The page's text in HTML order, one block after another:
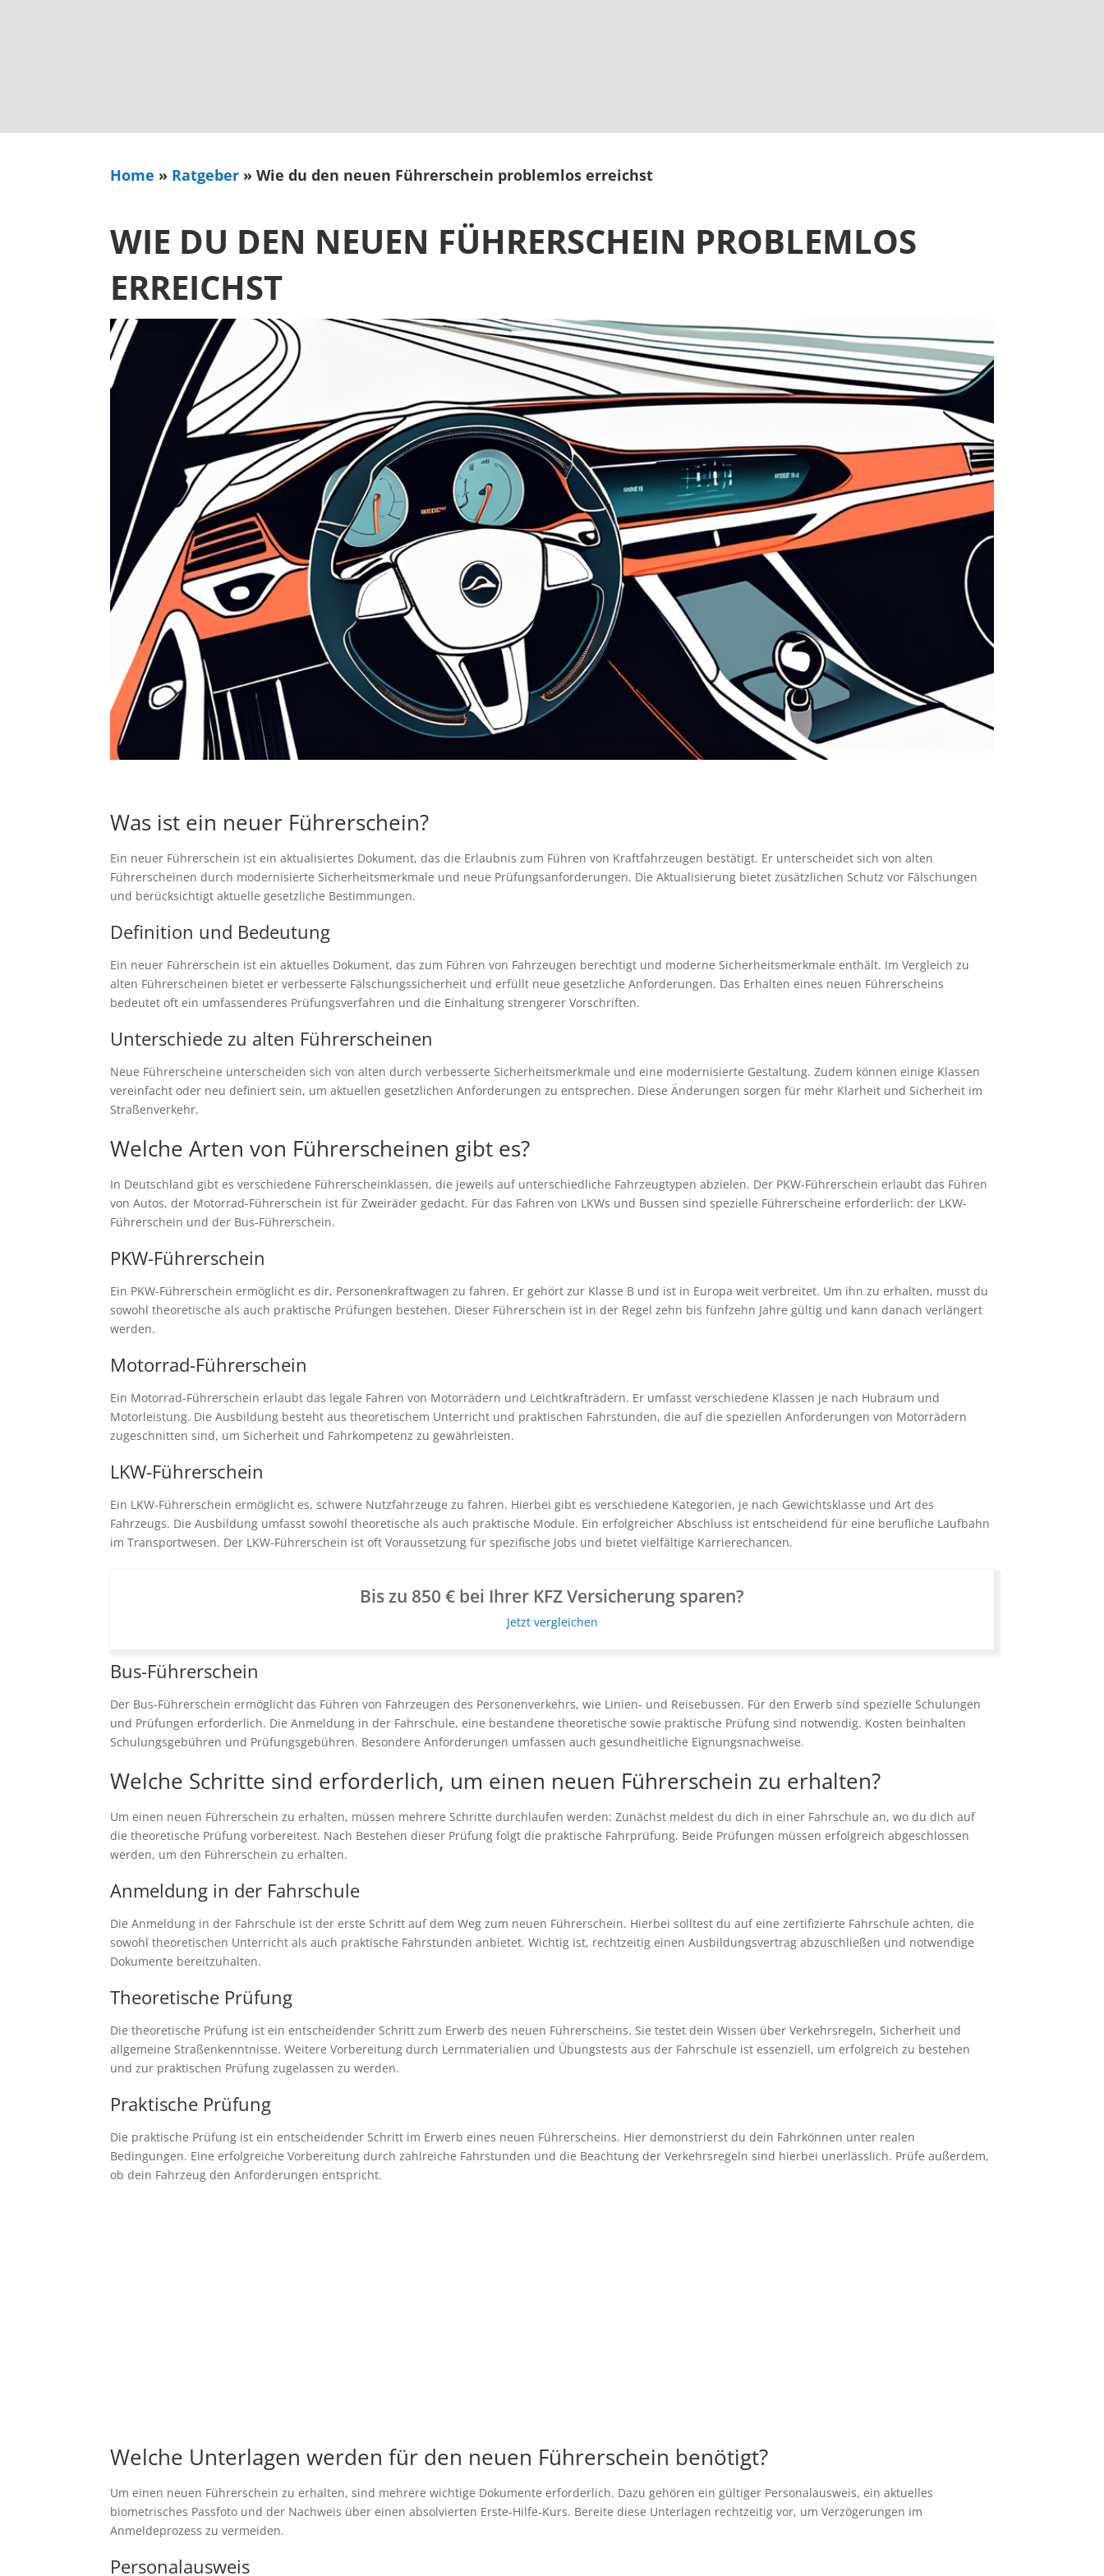
Home » Ratgeber »Wie du den neuen Führerschein problemlos erreichst
WIE DU DEN NEUEN FÜHRERSCHEIN PROBLEMLOS
ERREICHST
Was ist ein neuer Führerschein?
Ein neuer Führerschein ist ein aktualisiertes Dokument, das die Erlaubnis zum Führen von Kraftfahrzeugen bestätigt. Er unterscheidet sich von alten
Führerscheinen durch modernisierte Sicherheitsmerkmale und neue Prüfungsanforderungen. Die Aktualisierung bietet zusätzlichen Schutz vor Fälschungen
und berücksichtigt aktuelle gesetzliche Bestimmungen.
Definition und Bedeutung
Ein neuer Führerschein ist ein aktuelles Dokument, das zum Führen von Fahrzeugen berechtigt und moderne Sicherheitsmerkmale enthält. Im Vergleich zu
alten Führerscheinen bietet er verbesserte Fälschungssicherheit und erfüllt neue gesetzliche Anforderungen. Das Erhalten eines neuen Führerscheins
bedeutet oft ein umfassenderes Prüfungsverfahren und die Einhaltung strengerer Vorschriften.
Unterschiede zu alten Führerscheinen
Neue Führerscheine unterscheiden sich von alten durch verbesserte Sicherheitsmerkmale und eine modernisierte Gestaltung. Zudem können einige Klassen
vereinfacht oder neu definiert sein, um aktuellen gesetzlichen Anforderungen zu entsprechen. Diese Änderungen sorgen für mehr Klarheit und Sicherheit im
Straßenverkehr.
Welche Arten von Führerscheinen gibt es?
In Deutschland gibt es verschiedene Führerscheinklassen, die jeweils auf unterschiedliche Fahrzeugtypen abzielen. Der PKW-Führerschein erlaubt das Führen
von Autos, der Motorrad-Führerschein ist für Zweiräder gedacht. Für das Fahren von LKWs und Bussen sind spezielle Führerscheine erforderlich: der LKW-
Führerschein und der Bus-Führerschein.
PKW-Führerschein
Ein PKW-Führerschein ermöglicht es dir, Personenkraftwagen zu fahren. Er gehört zur Klasse B und ist in Europa weit verbreitet. Um ihn zu erhalten, musst du
sowohl theoretische als auch praktische Prüfungen bestehen. Dieser Führerschein ist in der Regel zehn bis fünfzehn Jahre gültig und kann danach verlängert
werden.
Motorrad-Führerschein
Ein Motorrad-Führerschein erlaubt das legale Fahren von Motorrädern und Leichtkrafträdern. Er umfasst verschiedene Klassen je nach Hubraum und
Motorleistung. Die Ausbildung besteht aus theoretischem Unterricht und praktischen Fahrstunden, die auf die speziellen Anforderungen von Motorrädern
zugeschnitten sind, um Sicherheit und Fahrkompetenz zu gewährleisten.
LKW-Führerschein
Ein LKW-Führerschein ermöglicht es, schwere Nutzfahrzeuge zu fahren. Hierbei gibt es verschiedene Kategorien, je nach Gewichtsklasse und Art des
Fahrzeugs. Die Ausbildung umfasst sowohl theoretische als auch praktische Module. Ein erfolgreicher Abschluss ist entscheidend für eine berufliche Laufbahn
im Transportwesen. Der LKW-Führerschein ist oft Voraussetzung für spezifische Jobs und bietet vielfältige Karrierechancen.
Bis zu 850 € bei Ihrer KFZ Versicherung sparen?
Jetzt vergleichen
Bus-Führerschein
Der Bus-Führerschein ermöglicht das Führen von Fahrzeugen des Personenverkehrs, wie Linien- und Reisebussen. Für den Erwerb sind spezielle Schulungen
und Prüfungen erforderlich. Die Anmeldung in der Fahrschule, eine bestandene theoretische sowie praktische Prüfung sind notwendig. Kosten beinhalten
Schulungsgebühren und Prüfungsgebühren. Besondere Anforderungen umfassen auch gesundheitliche Eignungsnachweise.
Welche Schritte sind erforderlich, um einen neuen Führerschein zu erhalten?
Um einen neuen Führerschein zu erhalten, müssen mehrere Schritte durchlaufen werden: Zunächst meldest du dich in einer Fahrschule an, wo du dich auf
die theoretische Prüfung vorbereitest. Nach Bestehen dieser Prüfung folgt die praktische Fahrprüfung. Beide Prüfungen müssen erfolgreich abgeschlossen
werden, um den Führerschein zu erhalten.
Anmeldung in der Fahrschule
Die Anmeldung in der Fahrschule ist der erste Schritt auf dem Weg zum neuen Führerschein. Hierbei solltest du auf eine zertifizierte Fahrschule achten, die
sowohl theoretischen Unterricht als auch praktische Fahrstunden anbietet. Wichtig ist, rechtzeitig einen Ausbildungsvertrag abzuschließen und notwendige
Dokumente bereitzuhalten.
Theoretische Prüfung
Die theoretische Prüfung ist ein entscheidender Schritt zum Erwerb des neuen Führerscheins. Sie testet dein Wissen über Verkehrsregeln, Sicherheit und
allgemeine Straßenkenntnisse. Weitere Vorbereitung durch Lernmaterialien und Übungstests aus der Fahrschule ist essenziell, um erfolgreich zu bestehen
und zur praktischen Prüfung zugelassen zu werden.
Praktische Prüfung
Die praktische Prüfung ist ein entscheidender Schritt im Erwerb eines neuen Führerscheins. Hier demonstrierst du dein Fahrkönnen unter realen
Bedingungen. Eine erfolgreiche Vorbereitung durch zahlreiche Fahrstunden und die Beachtung der Verkehrsregeln sind hierbei unerlässlich. Prüfe außerdem,
ob dein Fahrzeug den Anforderungen entspricht.
Welche Unterlagen werden für den neuen Führerschein benötigt?
Um einen neuen Führerschein zu erhalten, sind mehrere wichtige Dokumente erforderlich. Dazu gehören ein gültiger Personalausweis, ein aktuelles
biometrisches Passfoto und der Nachweis über einen absolvierten Erste-Hilfe-Kurs. Bereite diese Unterlagen rechtzeitig vor, um Verzögerungen im
Anmeldeprozess zu vermeiden.
Personalausweis